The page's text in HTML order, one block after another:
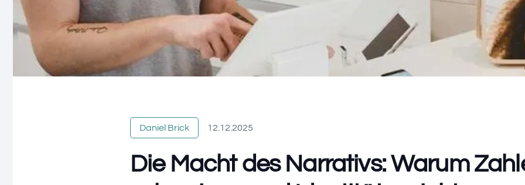
Daniel Brick 12.12.2025
Die Macht des Narrativs: Warum